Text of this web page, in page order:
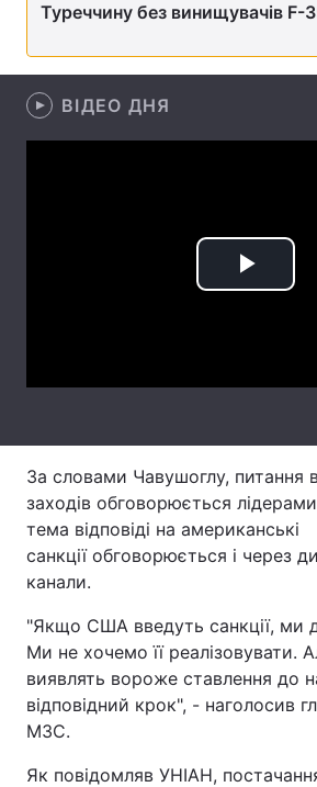
Здоров'я Туризм
Цікавинки Погода
Екологія
Статті
Думки
Тема оформлення
Туреччину без винищувачів F-
ВІДЕО ДНЯ
Play
За словами Чавушоглу, питання
заходів обговорюється
тема відповіді на американські
санкції обговорюється і через
канали.
"Якщо США введуть санкції, ми
Ми не хочемо її
виявлять вороже ставлення до
відповідний крок", - наголосив
МЗС.
Як повідомляв УНІАН,